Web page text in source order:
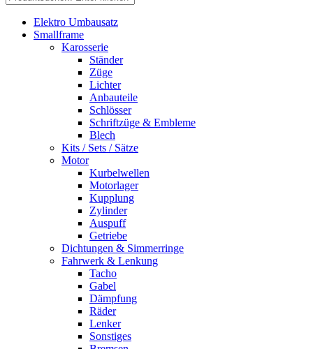
Elektro Umbausatz
Smallframe
Karosserie
Ständer
Züge
Lichter
Anbauteile
Schlösser
Schriftzüge & Embleme
Blech
Kits / Sets / Sätze
Motor
Kurbelwellen
Motorlager
Kupplung
Zylinder
Auspuff
Getriebe
Dichtungen & Simmerringe
Fahrwerk & Lenkung
Tacho
Gabel
Dämpfung
Räder
Lenker
Sonstiges